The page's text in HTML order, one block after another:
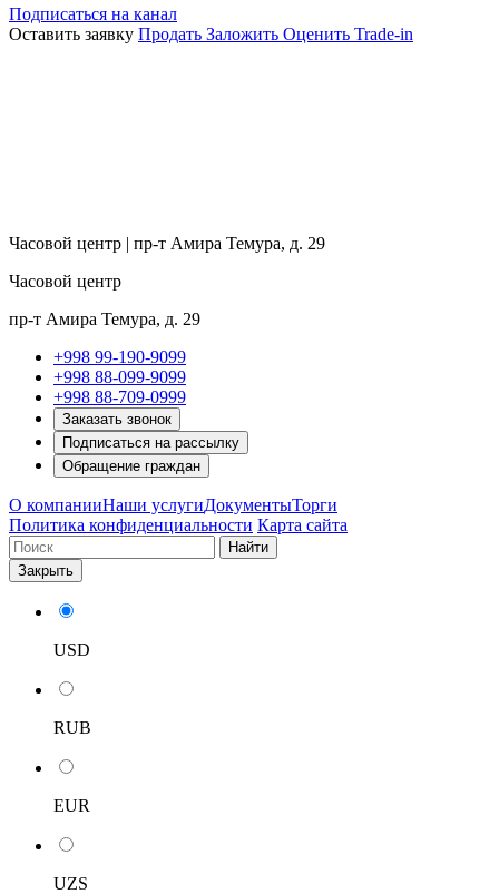
Подписаться на канал
Оставить заявку Продать Заложить Оценить Trade-in
Часовой центр | пр-т Амира Темура, д. 29
Часовой центр
пр-т Амира Темура, д. 29
+998 99-190-9099
+998 88-099-9099
+998 88-709-0999
Заказать звонок
Подписаться на рассылку
Обращение граждан
О компанииНаши услугиДокументыТорги
Политика конфиденциальности Карта сайта
Найти
Закрыть
USD
RUB
EUR
UZS